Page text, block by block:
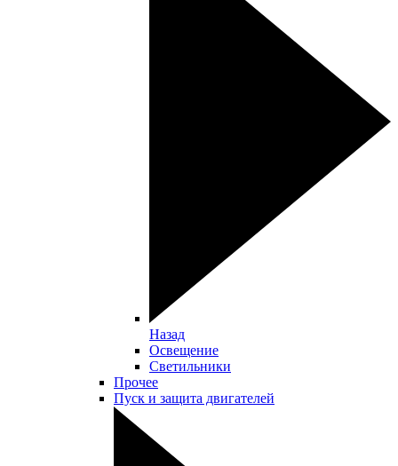
Назад
Освещение
Светильники
Прочее
Пуск и защита двигателей